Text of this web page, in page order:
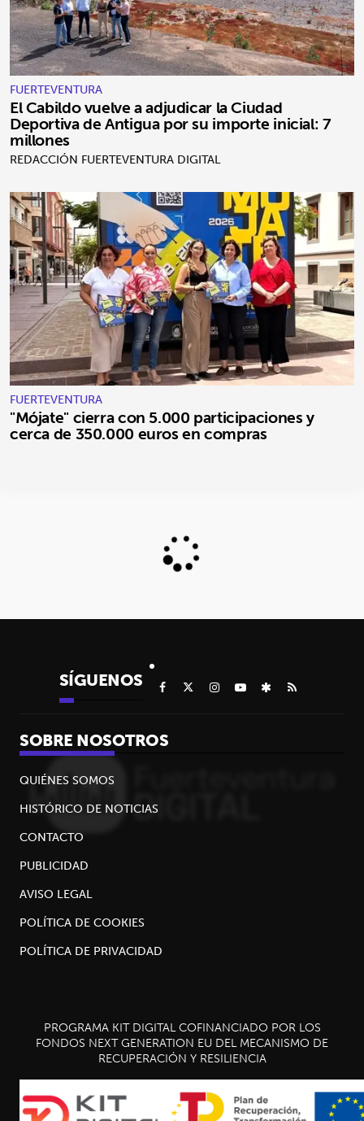
FUERTEVENTURA
El Cabildo vuelve a adjudicar la Ciudad
Deportiva de Antigua por su importe inicial: 7
millones
REDACCIÓN FUERTEVENTURA DIGITAL
FUERTEVENTURA
"Mójate" cierra con 5.000 participaciones y
cerca de 350.000 euros en compras
SÍGUENOS
SOBRE NOSOTROS
QUIÉNES SOMOS
HISTÓRICO DE NOTICIAS
CONTACTO
PUBLICIDAD
AVISO LEGAL
POLÍTICA DE COOKIES
POLÍTICA DE PRIVACIDAD
PROGRAMA KIT DIGITAL COFINANCIADO POR LOS
FONDOS NEXT GENERATION EU DEL MECANISMO DE
RECUPERACIÓN Y RESILIENCIA